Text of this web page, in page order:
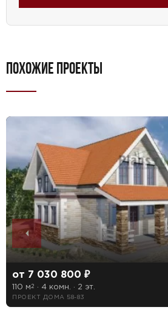
ПОХОЖИЕ ПРОЕКТЫ
от 7 030 800 ₽
110 м2 · 4 комн. · 2 эт.
ПРОЕКТ ДОМА 58-83